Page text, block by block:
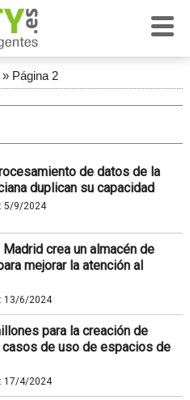
» Página 2
de datos de la
duplican su capacidad
5/9/2024
crea un almacén de
mejorar la atención al
13/6/2024
para la creación de
de uso de espacios de
17/4/2024